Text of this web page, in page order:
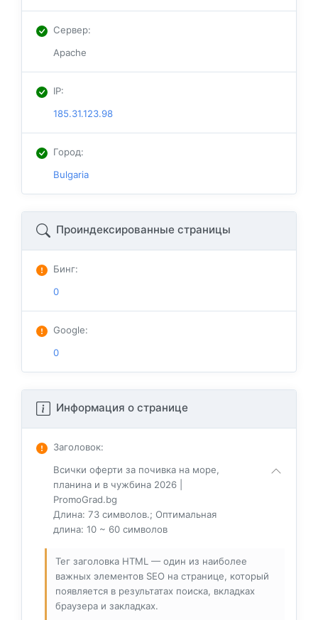
Сервер:
Apache
IP:
185.31.123.98
Город:
Bulgaria
Проиндексированные страницы
Бинг:
0
Google:
0
Информация о странице
Заголовок:
Всички оферти за почивкa на море,
планина и в чужбина 2026 |
PromoGrad.bg
Длина: 73 символов.; Оптимальная
длина: 10 ~ 60 символов
Тег заголовка HTML — один из наиболее
важных элементов SEO на странице, который
появляется в результатах поиска, вкладках
браузера и закладках.